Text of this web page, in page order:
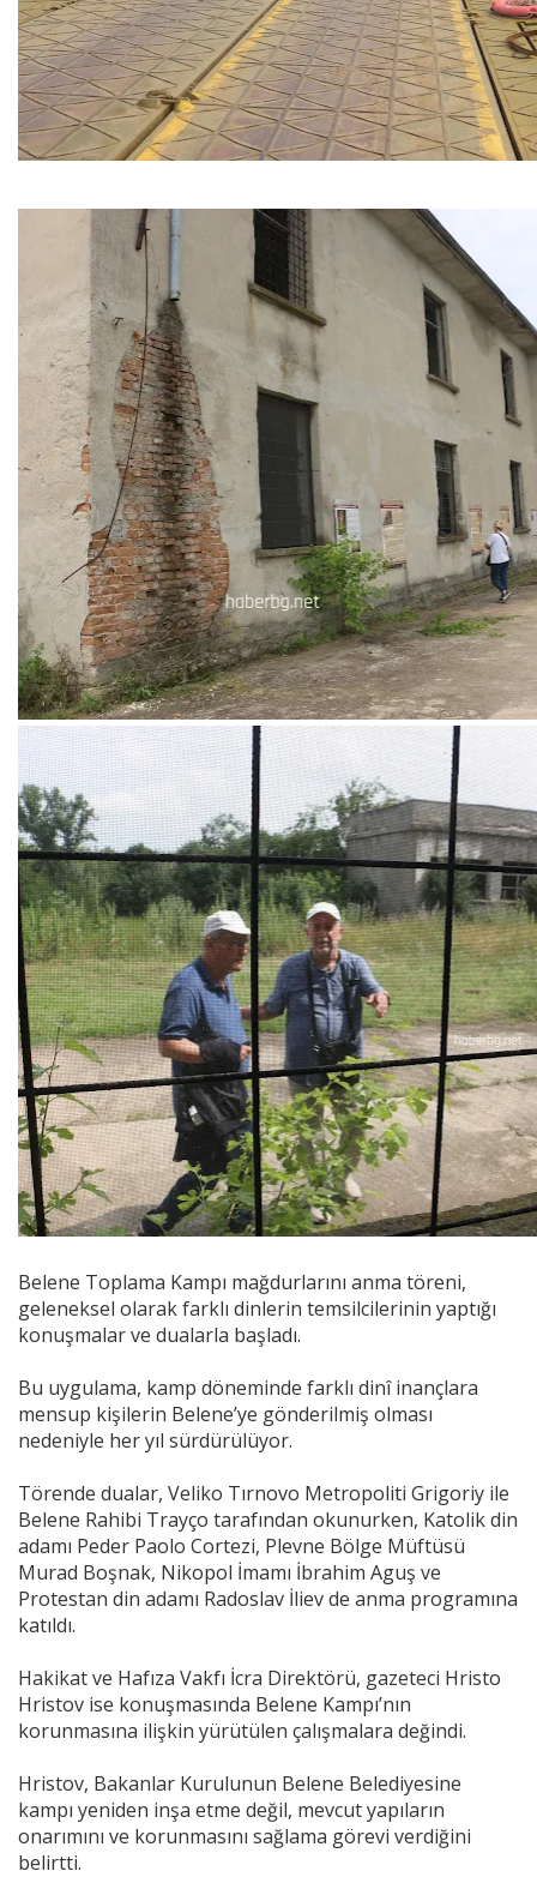
Belene Toplama Kampı mağdurlarını anma töreni,
geleneksel olarak farklı dinlerin temsilcilerinin yaptığı
konuşmalar ve dualarla başladı.
Bu uygulama, kamp döneminde farklı dinî inançlara
mensup kişilerin Belene’ye gönderilmiş olması
nedeniyle her yıl sürdürülüyor.
Törende dualar, Veliko Tırnovo Metropoliti Grigoriy ile
Belene Rahibi Trayço tarafından okunurken, Katolik din
adamı Peder Paolo Cortezi, Plevne Bölge Müftüsü
Murad Boşnak, Nikopol İmamı İbrahim Aguş ve
Protestan din adamı Radoslav İliev de anma programına
katıldı.
Hakikat ve Hafıza Vakfı İcra Direktörü, gazeteci Hristo
Hristov ise konuşmasında Belene Kampı’nın
korunmasına ilişkin yürütülen çalışmalara değindi.
Hristov, Bakanlar Kurulunun Belene Belediyesine
kampı yeniden inşa etme değil, mevcut yapıların
onarımını ve korunmasını sağlama görevi verdiğini
belirtti.